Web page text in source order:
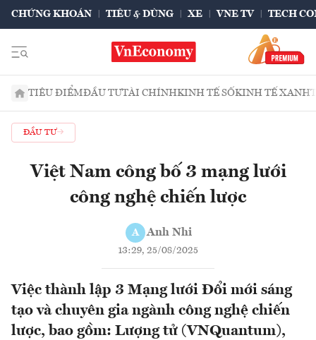
CHỨNG KHOÁN TIÊU & DÙNG XE VNE TV TECH
TIÊU ĐIỂMĐẦU TƯTÀI CHÍNHKINH TẾ SỐKINH TẾ XANH
ĐẦU TƯ
Việt Nam công bố 3 mạng lưới
công nghệ chiến lược
A Anh Nhi
13:29, 25/08/2025
Việc thành lập 3 Mạng lưới Đổi mới sáng
tạo và chuyên gia ngành công nghệ chiến
lược, bao gồm: Lượng tử (VNQuantum),